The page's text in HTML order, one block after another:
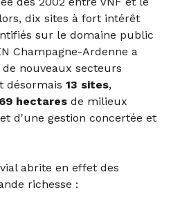
dix sites à fort intérêt
sur le domaine public
Champagne-Ardenne a
nouveaux secteurs
désormais 13 sites,
hectares de milieux
d'une gestion concertée et
abrite en effet des
richesse :